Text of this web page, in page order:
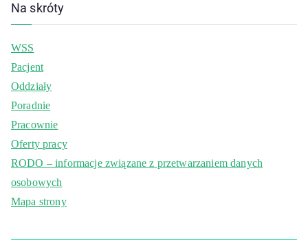
Na skróty
WSS
Pacjent
Oddziały
Poradnie
Pracownie
Oferty pracy
RODO – informacje związane z przetwarzaniem danych
osobowych
Mapa strony